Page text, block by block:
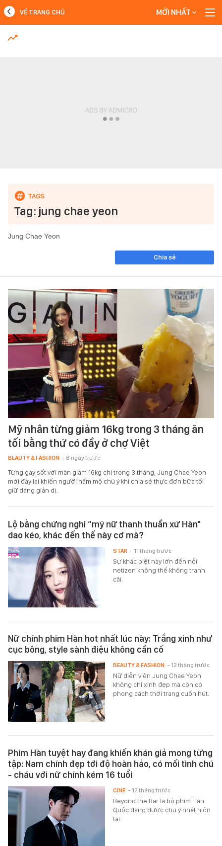
MỚI NHẤT
VỀ TRANG CHỦ MỚI NHẤT
Tag: jung chae yeon
Jung Chae Yeon
Chia sẻ
Mỹ nhân từng giảm 16kg trong 3 tháng ăn
tối bằng thứ có đầy ở chợ Việt
BEAUTY & FASHION - 6 ngày trước
Từng gây sốt với màn giảm 16kg chỉ trong 3 tháng, Jung Chae Yeon
mới đây lại khiến người hâm mộ chú ý khi chia sẻ thực đơn bữa tối
giữ dáng giản dị.
Lộ bằng chứng nghi “mỹ nữ thanh thuần xứ Hàn"
dao kéo, khác đến thế này cơ mà?
Sự khác biệt này lớn đến nỗi
netizen không thể không tranh
cãi.
STAR - 11 tháng trước
Nữ chính phim Hàn hot nhất lúc này: Trắng xinh như
cục bông, style sành điệu không cần cố
Nữ diễn viên Jung Chae Yeon
không chỉ xinh đẹp mà còn có
phong cách thời trang cuốn hút.
BEAUTY & FASHION - 12 tháng trước
Phim Hàn tuyệt hay đang khiến khán giả mong từng
tập: Nam chính đẹp tới độ hoàn hảo, có mối tình chú
- cháu với nữ chính kém 16 tuổi
Beyond the Bar là bộ phim Hàn
Quốc đang được chú ý nhất hiện
tại.
CINE - 12 tháng trước